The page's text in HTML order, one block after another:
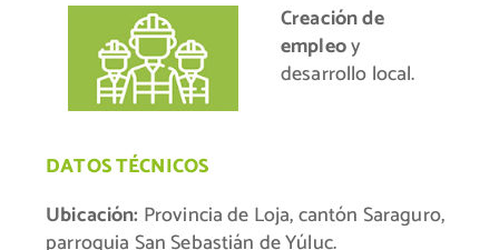
Creación de
empleoy
desarrollo local.
DATOS TÉCNICOS
Ubicación: Provincia de Loja, cantón Saraguro,